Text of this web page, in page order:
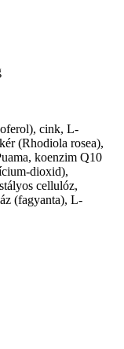
cink, L-
(Rhodiola rosea),
koenzim Q10
dioxid),
cellulóz,
(fagyanta), L-